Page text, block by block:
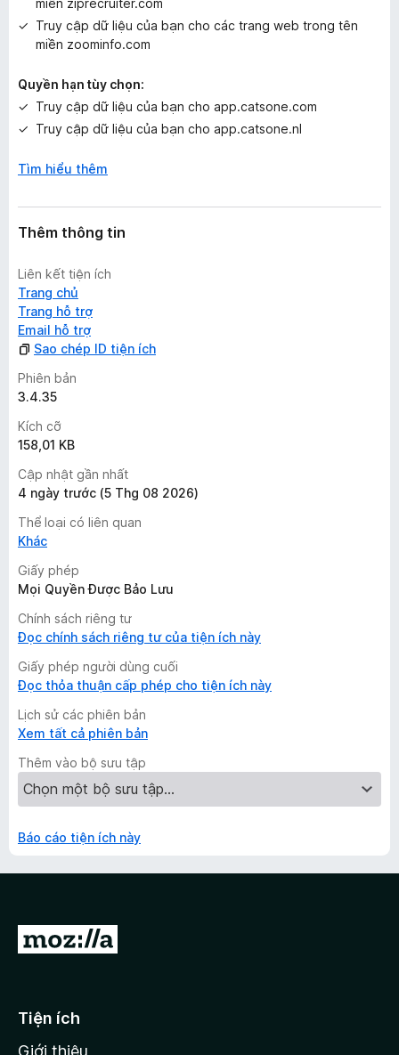
miền ziprecruiter.com
Truy cập dữ liệu của bạn cho các trang web trong tên
miền zoominfo.com
Quyền hạn tùy chọn:
Truy cập dữ liệu của bạn cho app.catsone.com
Truy cập dữ liệu của bạn cho app.catsone.nl
Tìm hiểu thêm
Thêm thông tin
Liên kết tiện ích
Trang chủ
Trang hỗ trợ
Email hỗ trợ
Sao chép ID tiện ích
Phiên bản
3.4.35
Kích cỡ
158,01 KB
Cập nhật gần nhất
4 ngày trước (5 Thg 08 2026)
Thể loại có liên quan
Khác
Giấy phép
Mọi Quyền Được Bảo Lưu
Chính sách riêng tư
Đọc chính sách riêng tư của tiện ích này
Giấy phép người dùng cuối
Đọc thỏa thuận cấp phép cho tiện ích này
Lịch sử các phiên bản
Xem tất cả phiên bản
Thêm vào bộ sưu tập
Báo cáo tiện ích này
Đ
ế
Tiện ích
Giới thiệu